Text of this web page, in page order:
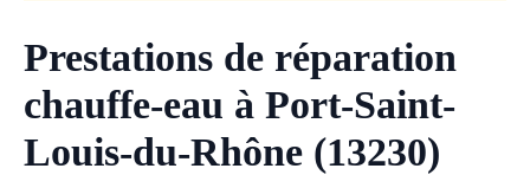
Prestations de réparation
chauffe-eau à Port-Saint-
Louis-du-Rhône (13230)